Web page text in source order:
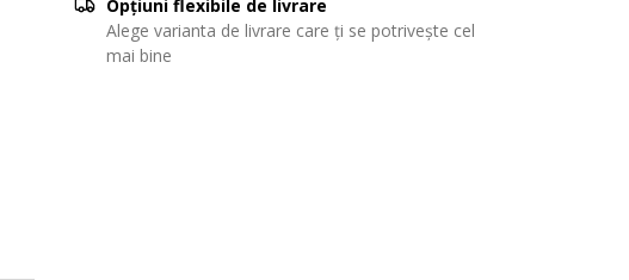
Opțiuni flexibile de livrare
Alege varianta de livrare care ți se potrivește cel
mai bine